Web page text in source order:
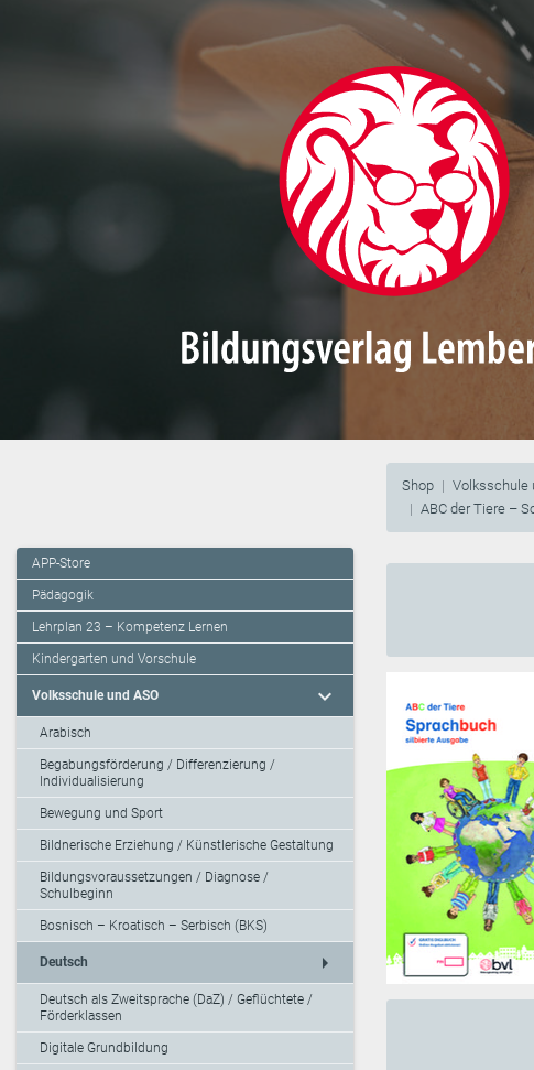
Shop Volksschule
ABC der Tiere –
APP-Store
Pädagogik
Lehrplan 23 – Kompetenz Lernen
Kindergarten und Vorschule
Volksschule und ASO expand_more
Arabisch
Begabungsförderung / Differenzierung /
Individualisierung
Bewegung und Sport
Bildnerische Erziehung / Künstlerische Gestaltung
Bildungsvoraussetzungen / Diagnose /
Schulbeginn
Bosnisch – Kroatisch – Serbisch (BKS)
Deutsch arrow_right
Deutsch als Zweitsprache (DaZ) / Geflüchtete /
Förderklassen
Digitale Grundbildung